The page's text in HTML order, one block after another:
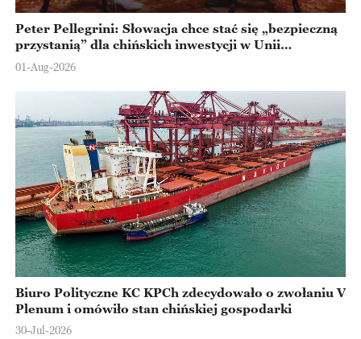
Peter Pellegrini: Słowacja chce stać się „bezpieczną
przystanią” dla chińskich inwestycji w Unii
Europejskiej
01-Aug-2026
Biuro Polityczne KC KPCh zdecydowało o zwołaniu V
Plenum i omówiło stan chińskiej gospodarki
30-Jul-2026